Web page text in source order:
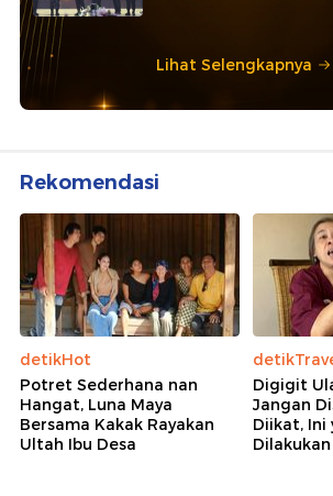
Lihat Selengkapnya
Rekomendasi
detikHot
Potret Sederhana nan
Hangat, Luna Maya
Bersama Kakak Rayakan
Ultah Ibu Desa
Digigit
Jangan
Diikat, Ini
Dilakukan